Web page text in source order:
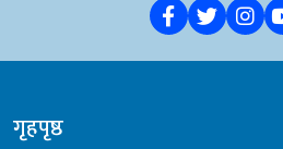
गृहपृष्ठ